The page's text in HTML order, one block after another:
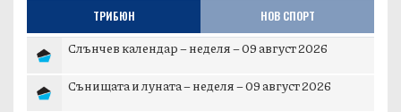
ТРИБЮН НОВ СПОРТ
Слънчев календар – неделя – 09 август 2026
Сънищата и луната – неделя – 09 август 2026